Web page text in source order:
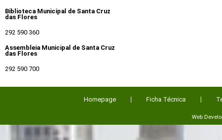
Biblioteca Municipal de Santa Cruz
das Flores
292 590 360
Assembleia Municipal de Santa Cruz
das Flores
292 590 700
Homepage Ficha Técnica
Web